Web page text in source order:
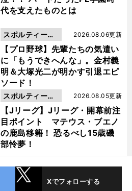
代を支えたものとは
【プロ野球】先輩たちの気遣い
に「もうできへんな」。金村義
明＆大塚光二が明かす引退エピ
ソード！
2026.08.06更新
スポルティーバ
動画
【Jリーグ】Jリーグ・開幕前注
目ポイント マテウス・ブエノ
の鹿島移籍！ 恐るべし15歳磯
部怜夢！
2026.08.05更新
スポルティーバ
動画
Xでフォローする